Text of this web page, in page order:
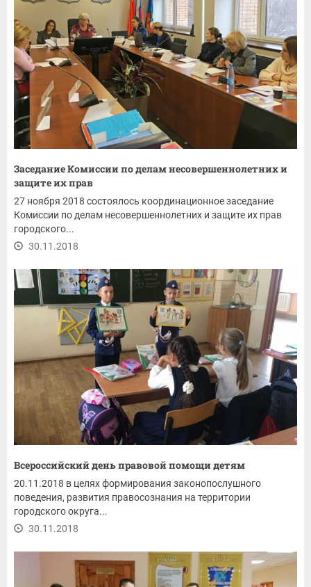
Заседание Комиссии по делам несовершеннолетних и
защите их прав
27 ноября 2018 состоялось координационное заседание
Комиссии по делам несовершеннолетних и защите их прав
городского...
30.11.2018
Всероссийский день правовой помощи детям
20.11.2018 в целях формирования законопослушного
поведения, развития правосознания на территории
городского округа...
30.11.2018